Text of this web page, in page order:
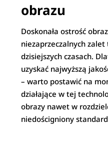
obrazu
Doskonała ostrość
niezaprzeczalnych
dzisiejszych czasach.
uzyskać najwyższą
– warto postawić na
działające w tej
obrazy nawet w
niedościgniony